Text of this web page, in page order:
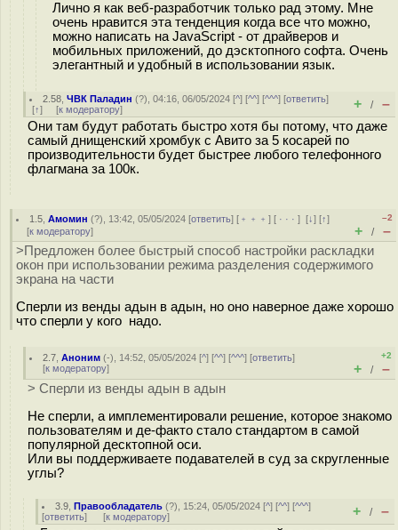
Лично я как веб-разработчик только рад этому. Мне
очень нравится эта тенденция когда все что можно,
можно написать на JavaScript - от драйверов и
мобильных приложений, до дэсктопного софта. Очень
элегантный и удобный в использовании язык.
2.58 ,ЧВК Паладин (?), 04:16, 06/05/2024 [^] [^^] [^^^] [ответить]
[↑] [к модератору] + / –
Они там будут работать быстро хотя бы потому, что даже
самый днищенский хромбук с Авито за 5 косарей по
производительности будет быстрее любого телефонного
флагмана за 100к.
1.5 ,Амомин (?), 13:42, 05/05/2024 [ответить] [ ﹢﹢﹢] [ · · ·][↓] [↑]
[к модератору]
–2
+ / –
>Предложен более быстрый способ настройки раскладки
окон при использовании режима разделения содержимого
экрана на части
Сперли из венды адын в адын, но оно наверное даже хорошо
что сперли у кого надо.
2.7 ,Аноним (-), 14:52, 05/05/2024 [^] [^^] [^^^] [ответить]
[к модератору]
+2
+ / –
> Сперли из венды адын в адын
Не сперли, а имплементировали решение, которое знакомо
пользователям и де-факто стало стандартом в самой
популярной десктопной оси.
Или вы поддерживаете подавателей в суд за скругленные
углы?
3.9 ,Правообладатель (?), 15:24, 05/05/2024 [^] [^^] [^^^]
[ответить] [к модератору] + / –